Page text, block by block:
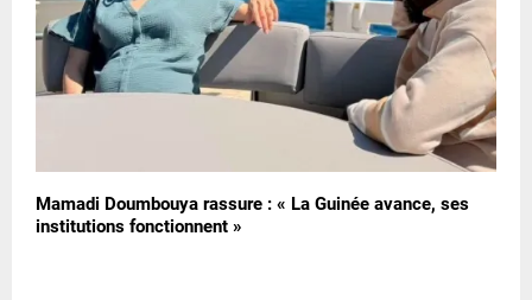
Mamadi Doumbouya rassure : « La Guinée avance, ses
institutions fonctionnent »